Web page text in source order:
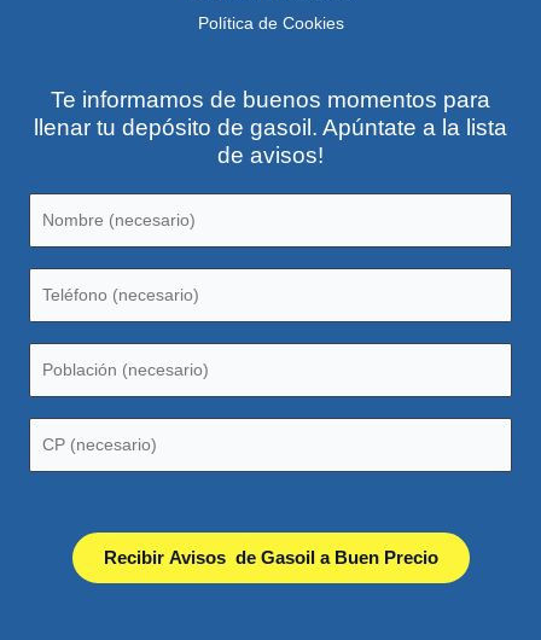
Política de Cookies
Te informamos de buenos momentos para
llenar tu depósito de gasoil. Apúntate a la lista
de avisos!